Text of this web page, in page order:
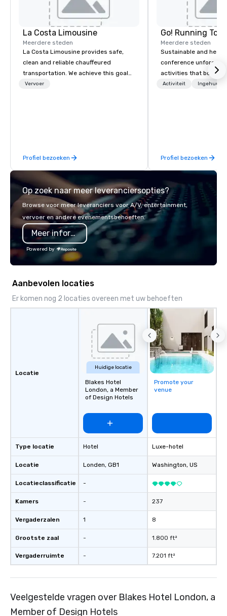
La Costa Limousine
Meerdere steden
La Costa Limousine provides safe,
clean and reliable chauffeured
transportation. We achieve this goal
with highly trained chauffeurs, the
late model luxury vehicles to the
highly experienced and professional
team of chauffeurs and support staff;
you will know quality when you travel
with La Costa Limousine.
Vervoer
Profiel bezoeken
Go! Running
Meerdere steden
Sustainable and
conference
activities that boost
lower carbon
Activiteit
Profiel bezoeken
Op zoek naar meer leveranciersopties?
Browse voor meer leveranciers voor A/V, entertainment,
vervoer en andere evenementsbehoeften.
Meer informatie
Powered by
Aanbevolen locaties
Er komen nog 2 locaties overeen met uw behoeften
Locatie
Type locatie
Locatie
Locatieclassificatie
Kamers
Vergaderzalen
Grootste zaal
Vergaderruimte
Huidige locatie
Blakes Hotel
London, a Member
of Design Hotels
Hotel
Londen, GB1
-
-
1
-
-
Promote your
venue
Luxe-hotel
Washington, US
237
8
1.800 ft²
7.201 ft²
Veelgestelde vragen over Blakes Hotel London, a
Member of Design Hotels